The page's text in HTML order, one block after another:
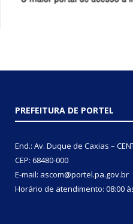
PREFEITURA DE PORTEL
End.: Av. Duque de Caxias –
CEP: 68480-000
E-mail: ascom@portel.pa.gov.br
Horário de atendimento: 08:00